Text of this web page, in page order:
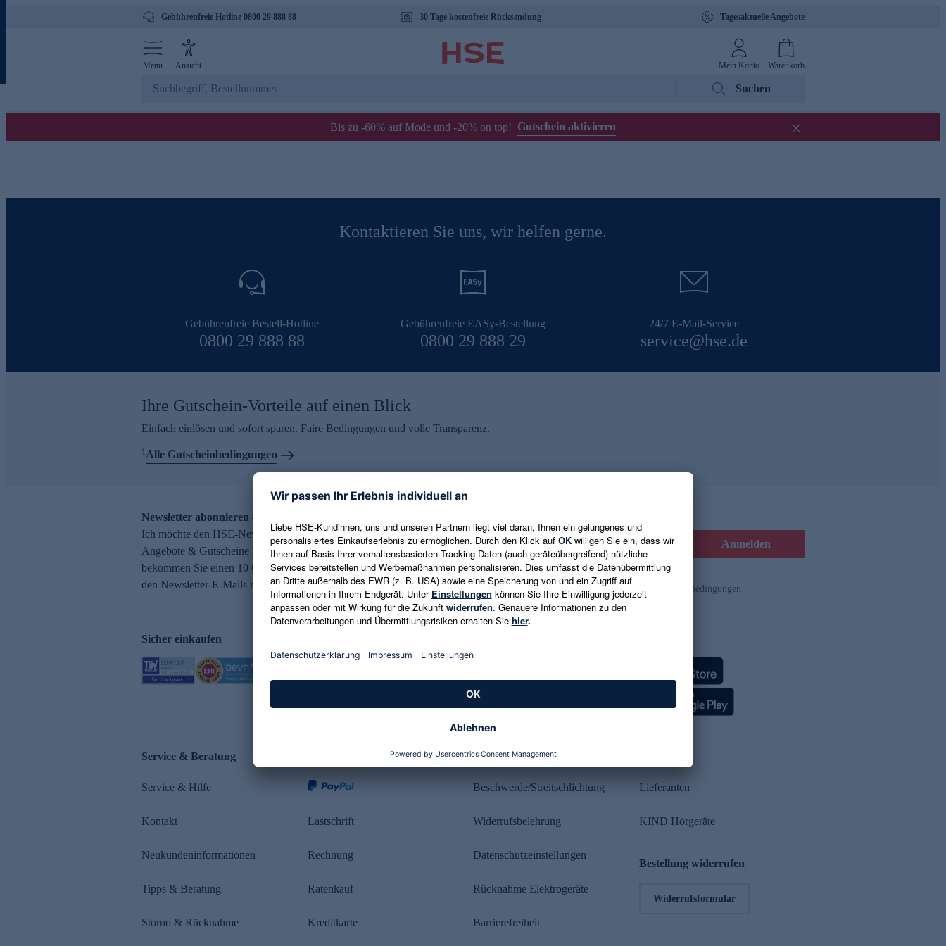
Gebührenfreie Hotline 0800 29 888 88 30 Tage kostenfreie Rücksendung Tagesaktuelle Angebote
Menü Ansicht Mein Konto Warenkorb
Suchen
Bis zu -60% auf Mode und -20% on top! Gutschein aktivieren
Kontaktieren Sie uns, wir helfen gerne.
Gebührenfreie Bestell-Hotline
0800 29 888 88
Gebührenfreie EASy-Bestellung
0800 29 888 29
24/7 E-Mail-Service
service@hse.de
Ihre Gutschein-Vorteile auf einen Blick
Einfach einlösen und sofort sparen. Faire Bedingungen und volle Transparenz.
1Alle Gutscheinbedingungen
Newsletter abonnieren – 10 € Gutschein erhalten
Ich möchte den HSE-Newsletter abonnieren und aktuelle Trends,
Angebote & Gutscheine per E-Mail erhalten. Als Dankeschön
bekommen Sie einen 10 € Gutschein. Eine Abmeldung ist jederzeit in
den Newsletter-E-Mails möglich.
E-Mail-Adresse eingeben Anmelden
Es gelten die Datenschutzrichtlinien und die Gutscheinbedingungen
Sicher einkaufen
Service & Beratung
Service & Hilfe
Kontakt
Neukundeninformationen
Tipps & Beratung
Storno & Rücknahme
Lastschrift
Rechnung
Ratenkauf
Kreditkarte
Rechtliches
Beschwerde/Streitschlichtung
Widerrufsbelehrung
Datenschutzeinstellungen
Rücknahme Elektrogeräte
Barrierefreiheit
Lieferanten
KIND Hörgeräte
Bestellung widerrufen
Widerrufsformular